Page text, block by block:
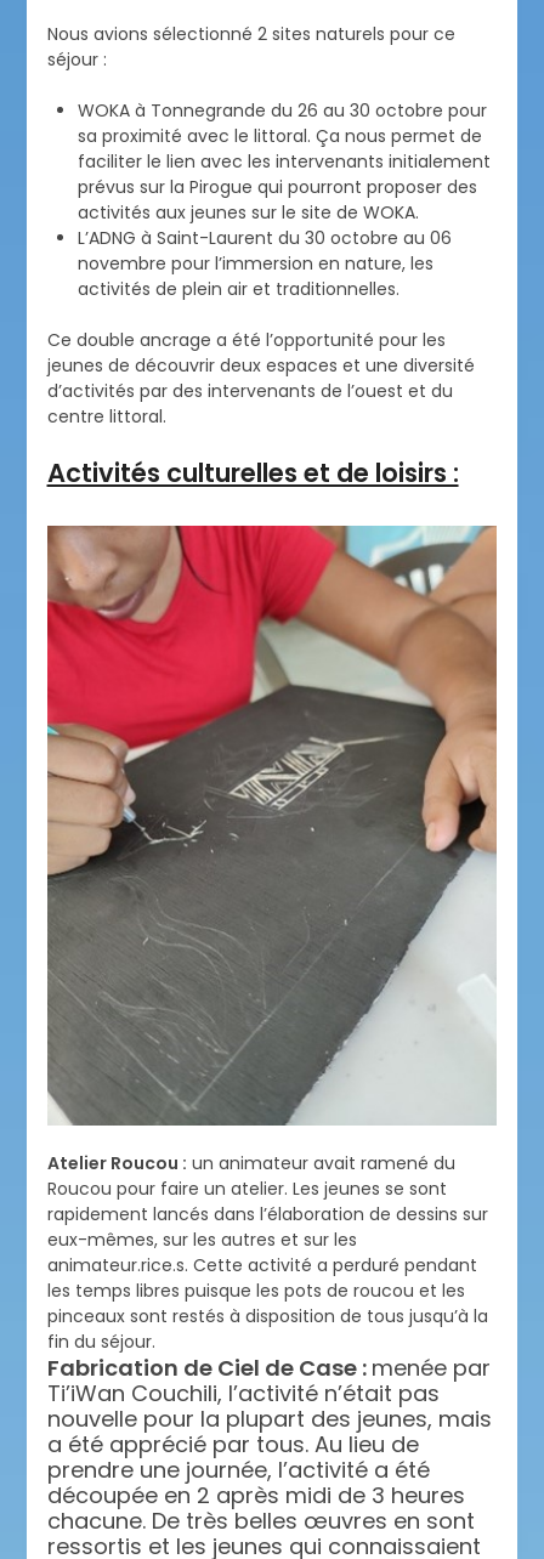
Nous avions sélectionné 2 sites naturels pour ce
séjour :
WOKA à Tonnegrande du 26 au 30 octobre pour
sa proximité avec le littoral. Ça nous permet de
faciliter le lien avec les intervenants initialement
prévus sur la Pirogue qui pourront proposer des
activités aux jeunes sur le site de WOKA.
L’ADNG à Saint-Laurent du 30 octobre au 06
novembre pour l’immersion en nature, les
activités de plein air et traditionnelles.
Ce double ancrage a été l’opportunité pour les
jeunes de découvrir deux espaces et une diversité
d’activités par des intervenants de l’ouest et du
centre littoral.
Activités culturelles et de loisirs :
Atelier Roucou : un animateur avait ramené du
Roucou pour faire un atelier. Les jeunes se sont
rapidement lancés dans l’élaboration de dessins sur
eux-mêmes, sur les autres et sur les
animateur.rice.s. Cette activité a perduré pendant
les temps libres puisque les pots de roucou et les
pinceaux sont restés à disposition de tous jusqu’à la
fin du séjour.
Fabrication de Ciel de Case : menée par
Ti’iWan Couchili, l’activité n’était pas
nouvelle pour la plupart des jeunes, mais
a été apprécié par tous. Au lieu de
prendre une journée, l’activité a été
découpée en 2 après midi de 3 heures
chacune. De très belles œuvres en sont
ressortis et les jeunes qui connaissaient